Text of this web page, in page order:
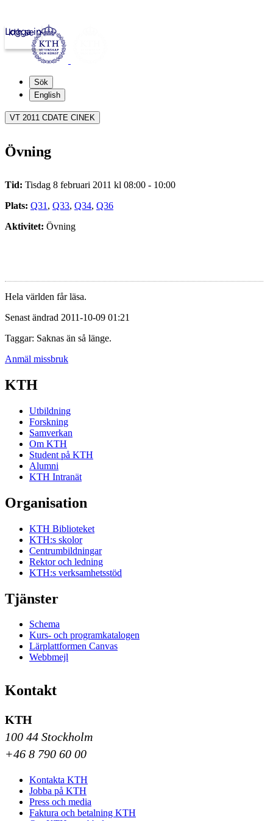
kth.se
Logga in
Sök
English
VT 2011 CDATE CINEK
Övning
Tid: Tisdag 8 februari 2011 kl 08:00 - 10:00
Plats: Q31 , Q33, Q34, Q36
Aktivitet: Övning
Hela världen får läsa.
Senast ändrad 2011-10-09 01:21
Taggar: Saknas än så länge.
Anmäl missbruk
KTH
Utbildning
Forskning
Samverkan
Om KTH
Student på KTH
Alumni
KTH Intranät
Organisation
KTH Biblioteket
KTH:s skolor
Centrumbildningar
Rektor och ledning
KTH:s verksamhetsstöd
Tjänster
Schema
Kurs- och programkatalogen
Lärplattformen Canvas
Webbmejl
Kontakt
KTH
100 44 Stockholm
+46 8 790 60 00
Kontakta KTH
Jobba på KTH
Press och media
Faktura och betalning KTH